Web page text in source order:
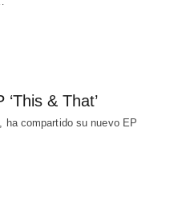
& That’
ha compartido su nuevo EP